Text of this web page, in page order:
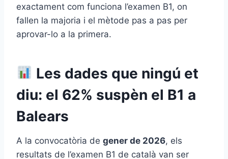
exactament com funciona l’examen B1, on
fallen la majoria i el mètode pas a pas per
aprovar-lo a la primera.
Les dades que ningú et
diu: el 62% suspèn el B1 a
Balears
A la convocatòria de gener de 2026, els
resultats de l’examen B1 de català van ser